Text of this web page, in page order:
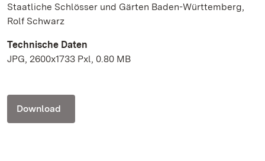
Staatliche Schlösser und Gärten Baden-Württemberg,
Rolf Schwarz
Technische Daten
JPG, 2600x1733 Pxl, 0.80 MB
Download